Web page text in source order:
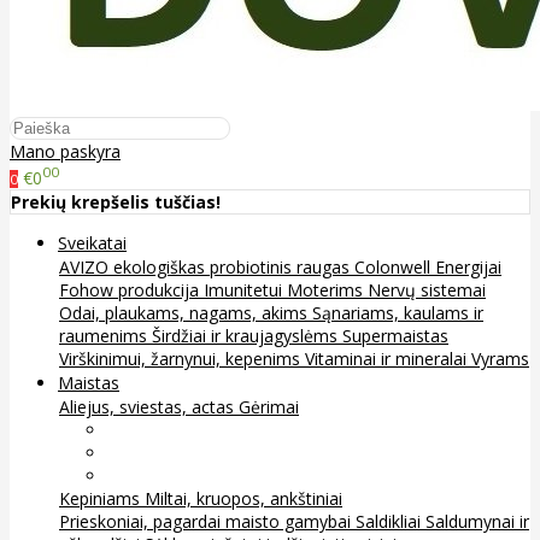
Mano paskyra
0 €000
Prekių krepšelis tuščias!
Sveikatai
AVIZO ekologiškas probiotinis raugas Colonwell Energijai
Fohow produkcija Imunitetui Moterims Nervų sistemai
Odai, plaukams, nagams, akims Sąnariams, kaulams ir
raumenims Širdžiai ir kraujagyslėms Supermaistas
Virškinimui, žarnynui, kepenims Vitaminai ir mineralai Vyrams
Maistas
Aliejus, sviestas, actas Gėrimai
Kepiniams Miltai, kruopos, ankštiniai
Prieskoniai, pagardai maisto gamybai Saldikliai Saldumynai ir